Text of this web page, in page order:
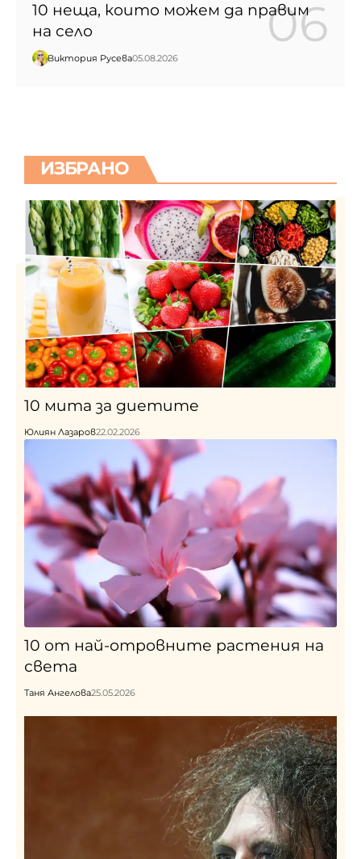
10 неща, които можем да правим
на село
Виктория Русева05.08.2026
ИЗБРАНО
10 мита за диетите
Юлиян Лазаров22.02.2026
10 от най-отровните растения на
света
Таня Ангелова25.05.2026